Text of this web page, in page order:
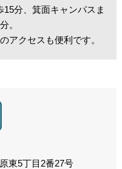
分、箕面キャンパスま
。
アクセスも便利です。
東5丁目2番27号